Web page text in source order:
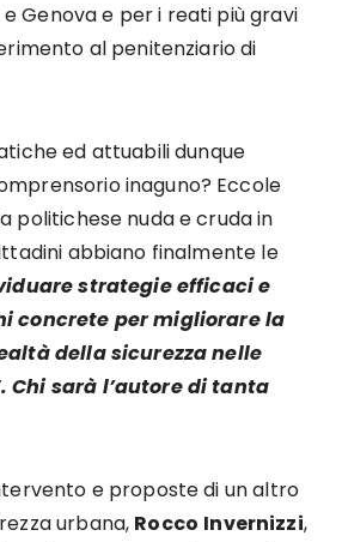
Genova e per i reati più gravi
al penitenziario di
ed attuabili dunque
inaguno? Eccole
politichese nuda e cruda in
abbiano finalmente le
strategie efficaci e
concrete per migliorare la
della sicurezza nelle
Chi sarà l’autore di tanta
e proposte di un altro
urbana, Rocco Invernizzi,